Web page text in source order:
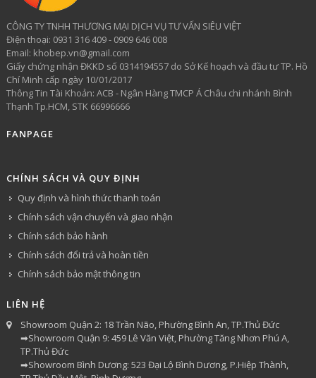
CÔNG TY TNHH THƯƠNG MẠI DỊCH VỤ TƯ VẤN SIÊU VIỆT
​Điện thoại: 0931 316 409 - 0909 646 008
Email: khobep.vn@gmail.com
Giấy chứng nhận ĐKKD số 0314194557 do Sở Kế hoạch và đầu tư TP. Hồ
Chí Minh cấp ngày 10/01/2017
Thông Tin Tài Khoản: ACB - Ngân Hàng TMCP Á Châu chi nhánh Bình
Thạnh Tp.HCM, STK 66996666
FANPAGE
CHÍNH SÁCH VÀ QUY ĐỊNH
Quy định và hình thức thanh toán
Chính sách vận chuyển và giao nhận
Chính sách bảo hành
Chính sách đổi trả và hoàn tiền
Chính sách bảo mật thông tin
LIÊN HỆ
Showroom Quận 2: 18 Trần Não, Phường Bình An, TP.Thủ Đức
➡Showroom Quận 9: 459 Lê Văn Việt, Phường Tăng Nhơn Phú A,
TP.Thủ Đức
➡Showroom Bình Dương: 523 Đại Lộ Bình Dương, P.Hiệp Thành,